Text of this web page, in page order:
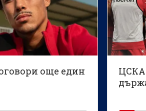
още един
ЦСКА